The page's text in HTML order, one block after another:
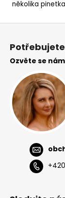
několika
Z
Ozvěte se nám
+420